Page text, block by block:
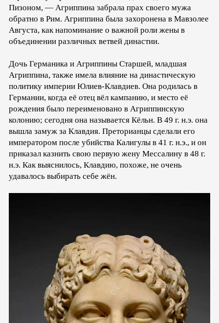
Пизоном, — Агриппина забрала прах своего мужа
обратно в Рим. Агриппина была захоронена в Мавзолее
Августа, как напоминание о важной роли жены в
объединении различных ветвей династии.
Дочь Германика и Агриппины Старшей, младшая
Агриппина, также имела влияние на династическую
политику империи Юлиев-Клавдиев. Она родилась в
Германии, когда её отец вёл кампанию, и место её
рождения было переименовано в Агриппинскую
колонию; сегодня она называется Кёльн. В 49 г. н.э. она
вышла замуж за Клавдия. Преторианцы сделали его
императором после убийства Калигулы в 41 г. н.э., и он
приказал казнить свою первую жену Мессалину в 48 г.
н.э. Как выяснилось, Клавдию, похоже, не очень
удавалось выбирать себе жён.